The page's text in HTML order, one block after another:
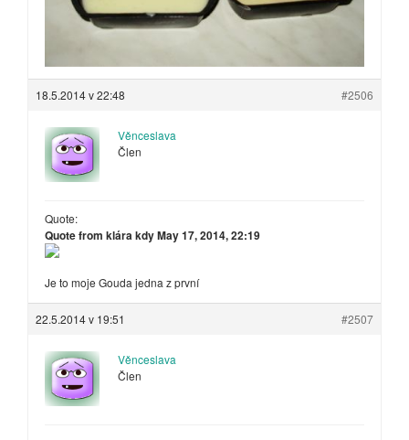
18.5.2014 v 22:48 #2506
Věnceslava
Člen
Quote:
Quote from klára kdy May 17, 2014, 22:19
Je to moje Gouda jedna z první
22.5.2014 v 19:51 #2507
Věnceslava
Člen